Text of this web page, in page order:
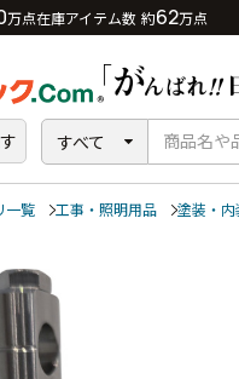
万点在庫アイテム数 約62万点
すべて
一覧 工事・照明用品 塗装・